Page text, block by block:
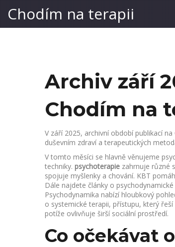
Chodím na terapii
Archiv září
Chodím na
V září 2025, archivní období publikací
duševním zdraví a terapeutických
V tomto měsíci se hlavně věnujeme
techniky. psychoterapie zahrnuje různé
spojuje myšlenky a chování. KBT
Dále najdete články o
Psychodynamika nabízí hloubkový
o systemické terapii, přístupu, který
potíže ovlivňuje širší sociální prostředí.
Co očekávat